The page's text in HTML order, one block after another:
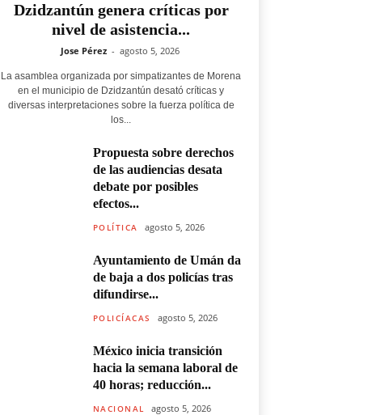
Dzidzantún genera críticas por
nivel de asistencia...
Jose Pérez - agosto 5, 2026
La asamblea organizada por simpatizantes de Morena
en el municipio de Dzidzantún desató críticas y
diversas interpretaciones sobre la fuerza política de
los...
Propuesta sobre derechos
de las audiencias desata
debate por posibles
efectos...
POLÍTICA agosto 5, 2026
Ayuntamiento de Umán da
de baja a dos policías tras
difundirse...
POLICÍACAS agosto 5, 2026
México inicia transición
hacia la semana laboral de
40 horas; reducción...
NACIONAL agosto 5, 2026